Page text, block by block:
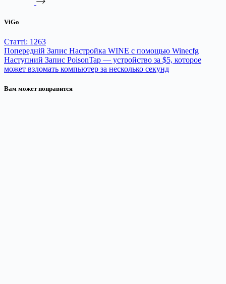
ViGo
Статті: 1263
Попередній Запис Настройка WINE с помощью Winecfg
Наступний Запис PoisonTap — устройство за $5, которое
может взломать компьютер за несколько секунд
Вам может понравится